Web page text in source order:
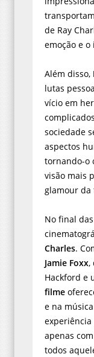
de Ray
emoção e
Além disso,
lutas
vício em
sociedade
aspectos
tornando-o
visão mais
glamour da
No final
Charles.
Jamie Foxx,
Hackford e
filme
e na
experiência
apenas
todos